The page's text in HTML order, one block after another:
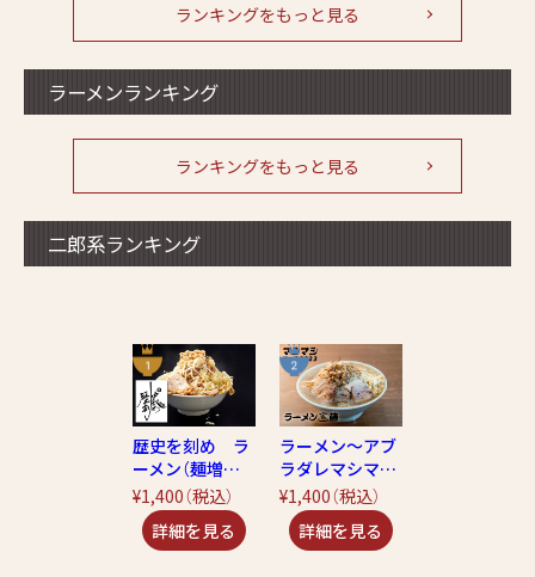
ランキングをもっと見る
ラーメンランキング
ランキングをもっと見る
二郎系ランキング
歴史を刻め ラ
ーメン（麺増量4
00g!!）
¥1,400（税込）
ラーメン～アブ
ラダレマシマシ
～
¥1,400（税込）